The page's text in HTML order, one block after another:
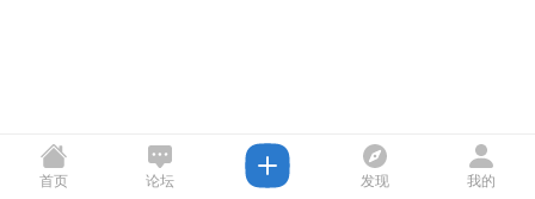
首页 论坛 发现 我的